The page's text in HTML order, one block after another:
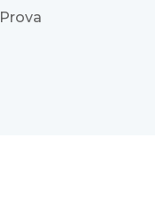
Prova